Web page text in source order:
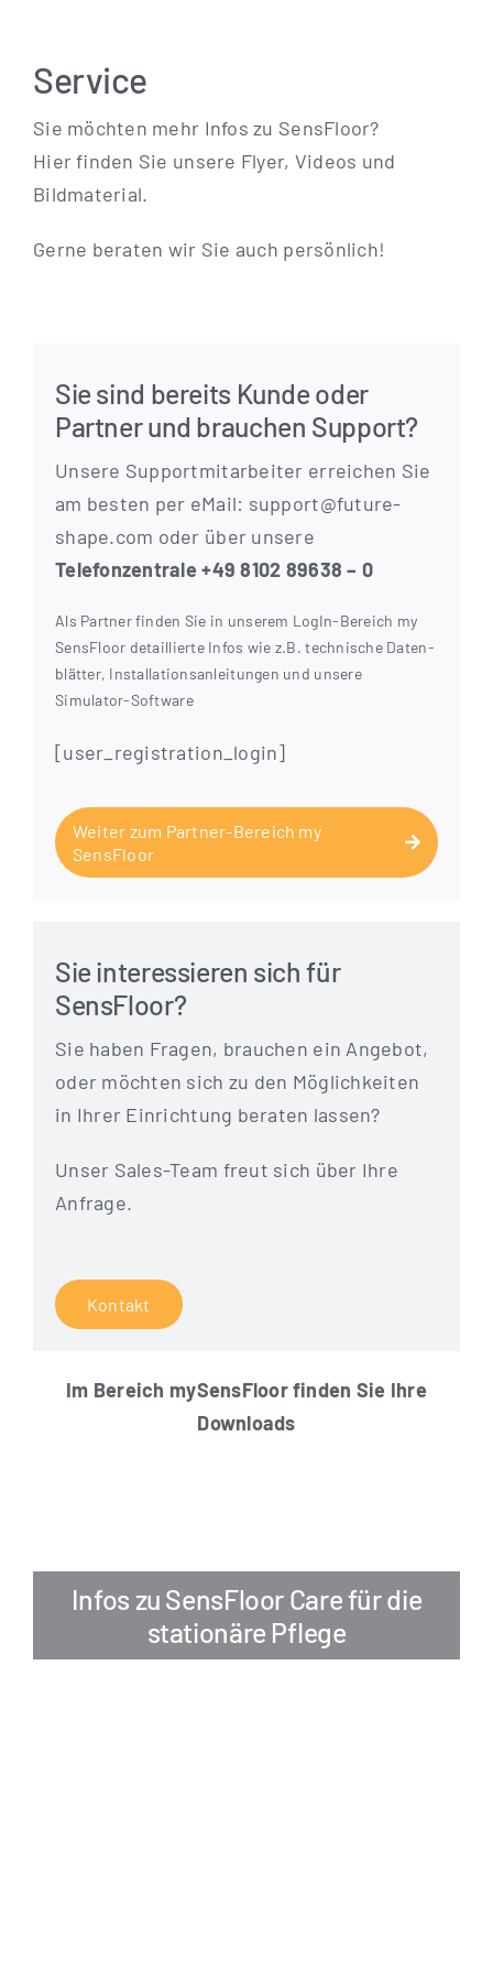
Service
Sie möch­ten mehr Infos zu SensFloor?
Hier fin­den Sie unse­re Fly­er, Vide­os und
Bildmaterial.
Ger­ne bera­ten wir Sie auch persönlich!
Sie sind bereits Kunde oder
Partner und brauchen Support?
Unse­re Sup­port­mit­ar­bei­ter errei­chen Sie
am bes­ten per eMail: support@future-
shape.com oder über unsere
Tele­fon­zen­tra­le +49 8102 89638 – 0
Als Part­ner fin­den Sie in unse­rem Log­In-Bereich my
Sen­s­Flo­or detail­lier­te Infos wie z.B. tech­ni­sche Daten­
blät­ter, Instal­la­ti­ons­an­lei­tun­gen und unse­re
Simulator-Software
[user_registration_login]
Wei­ter zum Part­ner-Bereich my
SensFloor
Sie interessieren sich für
SensFloor?
Sie haben Fra­gen, brau­chen ein Ange­bot,
oder möch­ten sich zu den Mög­lich­kei­ten
in Ihrer Ein­rich­tung bera­ten lassen?
Unser Sales-Team freut sich über Ihre
Anfrage.
Kon­takt
Im Bereich mySen­s­Flo­or fin­den Sie Ihre
Downloads
Infos zu SensFloor Care für die
stationäre Pflege